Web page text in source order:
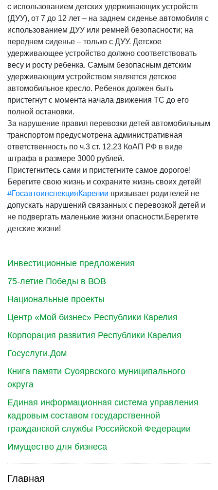
Инвестиционные предложения
75-летие Победы в ВОВ
Национальные проекты
Центр «Мой бизнес» Республики Карелия
Корпорация развития Республики Карелия
Госуслуги.Дом
Книга памяти Суоярвского муниципального
округа
Единая информационная система управления
кадровым составом государственной
гражданской службы Российской Федерации
Имущество для бизнеса
Главная
с использованием детских удерживающих устройств
(ДУУ), от 7 до 12 лет – на заднем сиденье автомобиля с
использованием ДУУ или ремней безопасности; на
переднем сиденье – только с ДУУ. Детское
удерживающее устройство должно соответствовать
весу и росту ребенка. Самым безопасным детским
удерживающим устройством является детское
автомобильное кресло. Ребенок должен быть
пристегнут с момента начала движения ТС до его
полной остановки.
За нарушение правил перевозки детей автомобильным
транспортом предусмотрена административная
ответственность по ч.3 ст. 12.23 КоАП РФ в виде
штрафа в размере 3000 рублей.
Пристегнитесь сами и пристегните самое дорогое!
Берегите свою жизнь и сохраните жизнь своих детей!
#ГосавтоинспекцияКарелии призывает родителей не
допускать нарушений связанных с перевозкой детей и
не подвергать маленькие жизни опасности.Берегите
детские жизни!